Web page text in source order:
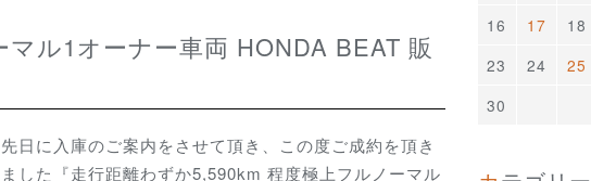
先日に入庫のご案内をさせて頂き、この度ご成約を頂き
ました『走行距離わずか5,590km 程度極上フルノーマル
16
17 18
23
24 25
30